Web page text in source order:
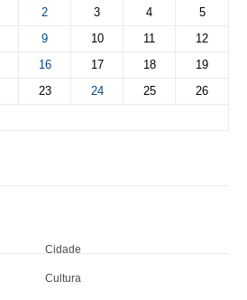
2 3 4
5
9 10 11
12
16 17 18
19
23 24 25
26
Cidade
Cultura